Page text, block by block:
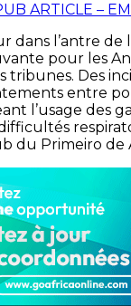
dans l’antre de
pour les
tribunes. Des
entre
l’usage des
du Primeiro de